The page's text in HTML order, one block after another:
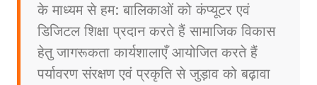
के माध्यम से हम: बालिकाओं को कंप्यूटर एवं
डिजिटल शिक्षा प्रदान करते हैं सामाजिक विकास
हेतु जागरूकता कार्यशालाएँ आयोजित करते हैं
पर्यावरण संरक्षण एवं प्रकृति से जुड़ाव को बढ़ावा